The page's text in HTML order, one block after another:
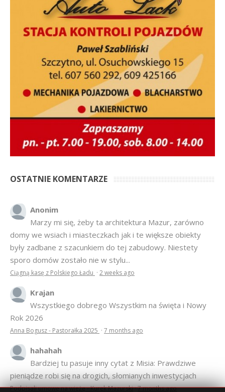
OSTATNIE KOMENTARZE
Anonim
Marzy mi się, żeby ta architektura Mazur, zarówno
domy we wsiach i miasteczkach jak i te większe obiekty
były zadbane z szacunkiem do tej zabudowy. Niestety
sporo domów zostało nie w stylu...
Ciągną kasę z Polskiego Ładu · 2 weeks ago
Krajan
Wszystkiego dobrego Wszystkim na święta i Nowy
Rok 2026
Anna Bogusz - Pastorałka 2025 · 7 months ago
hahahah
Bardziej tu pasuje inny cytat z Misia: Prawdziwe
pieniądze robi się na drogich, słomianych inwestycjach
Podpisali umowę na wieżę - Kurek Mazurski·7 months ago